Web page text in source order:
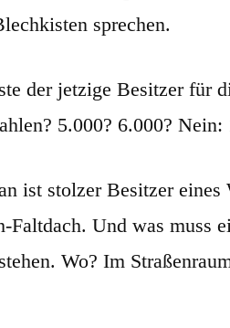
sprechen.
der jetzige Besitzer für
5.000? 6.000? Nein:
ist stolzer Besitzer
Faltdach. Und was muss
Wo? Im